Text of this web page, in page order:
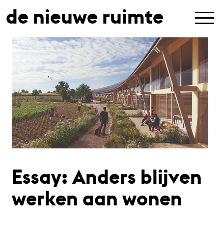
de nieuwe ruimte
Essay: Anders blijven
werken aan wonen